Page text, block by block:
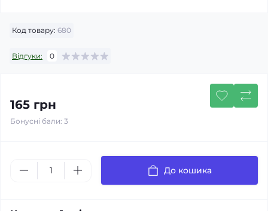
Код товару: 680
Відгуки: 0
165 грн
Бонусні бали: 3
До кошика